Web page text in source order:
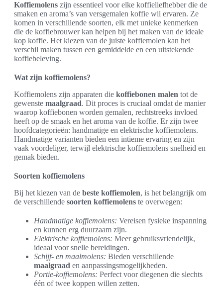
Koffiemolens zijn essentieel voor elke koffieliefhebber die de
smaken en aroma’s van versgemalen koffie wil ervaren. Ze
komen in verschillende soorten, elk met unieke kenmerken
die de koffiebrouwer kan helpen bij het maken van de ideale
kop koffie. Het kiezen van de juiste koffiemolen kan het
verschil maken tussen een gemiddelde en een uitstekende
koffiebeleving.
Wat zijn koffiemolens?
Koffiemolens zijn apparaten die koffiebonen malen tot de
gewenste maalgraad. Dit proces is cruciaal omdat de manier
waarop koffiebonen worden gemalen, rechtstreeks invloed
heeft op de smaak en het aroma van de koffie. Er zijn twee
hoofdcategorieën: handmatige en elektrische koffiemolens.
Handmatige varianten bieden een intieme ervaring en zijn
vaak voordeliger, terwijl elektrische koffiemolens snelheid en
gemak bieden.
Soorten koffiemolens
Bij het kiezen van de beste koffiemolen, is het belangrijk om
de verschillende soorten koffiemolens te overwegen:
Handmatige koffiemolens: Vereisen fysieke inspanning
en kunnen erg duurzaam zijn.
Elektrische koffiemolens: Meer gebruiksvriendelijk,
ideaal voor snelle bereidingen.
Schijf- en maalmolens: Bieden verschillende
maalgraad en aanpassingsmogelijkheden.
Portie-koffiemolens: Perfect voor diegenen die slechts
één of twee koppen willen zetten.